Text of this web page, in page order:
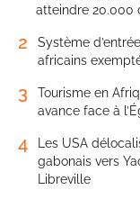
atteindre 20.000
2
Système
africains
3
Tourisme en
avance face à
4
Les USA
gabonais vers
Libreville